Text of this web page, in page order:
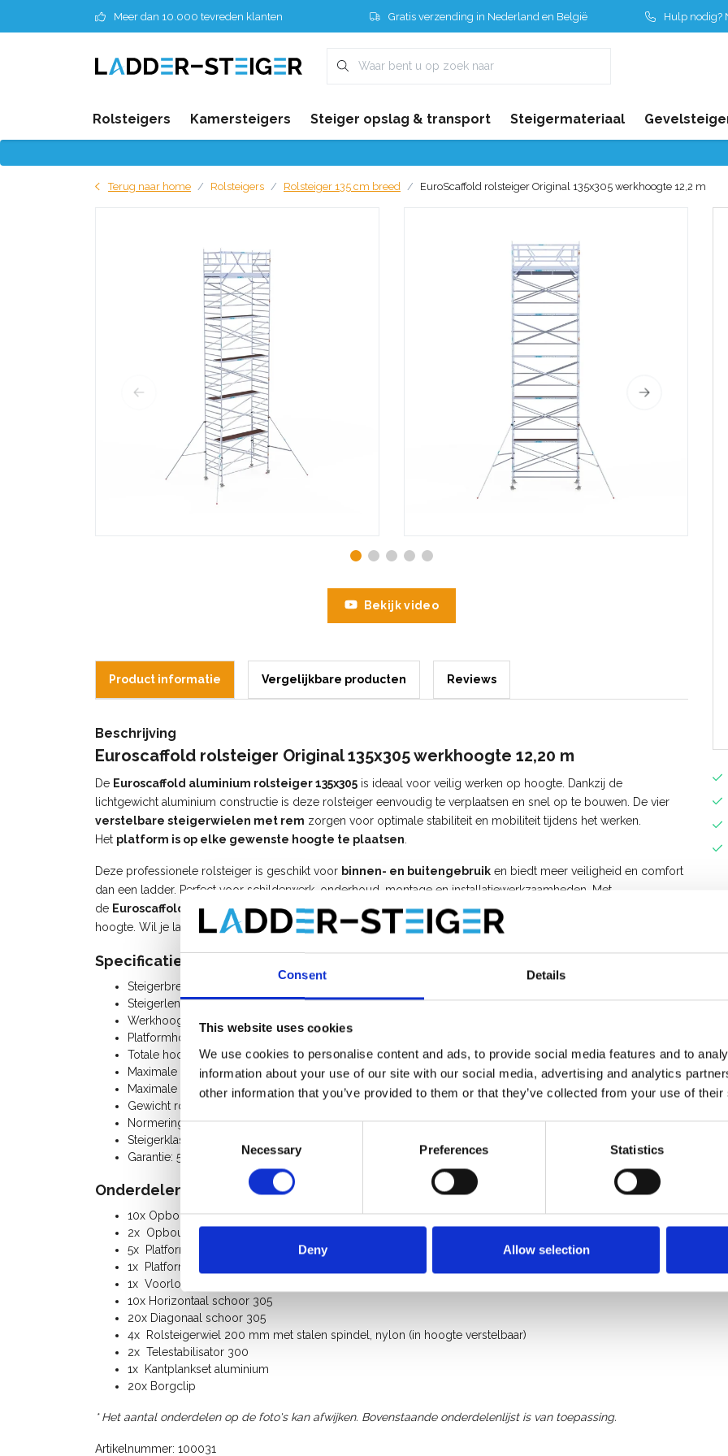
Consent Details
This website uses cookies
We use cookies to personalise content and ads, to provide social media features and to
information about your use of our site with our social media, advertising and analytics
other information that you’ve provided to them or that they’ve collected from your use of
Consent
Necessary Preferences Statistics
Deny Allow selection
Meer dan 10.000 tevreden klanten Gratis verzending in Nederland en België Hulp nodig?
Rolsteigers Kamersteigers Steiger opslag & transport Steigermateriaal
Terug naar home Rolsteigers Rolsteiger 135 cm breed EuroScaffold rolsteiger Original 135x305 werkhoogte 12,2 m
Bekijk video
Product informatie Vergelijkbare producten Reviews
Beschrijving
Euroscaffold rolsteiger Original 135x305 werkhoogte 12,20 m
De Euroscaffold aluminium rolsteiger 135x305 is ideaal voor veilig werken op hoogte. Dankzij de
lichtgewicht aluminium constructie is deze rolsteiger eenvoudig te verplaatsen en snel op te bouwen. De vier
verstelbare steigerwielen met rem zorgen voor optimale stabiliteit en mobiliteit tijdens het werken.
Het platform is op elke gewenste hoogte te plaatsen
Deze professionele rolsteiger is geschikt voor binnen- en buitengebruik en biedt meer veiligheid en comfort
dan een ladder. Perfect voor schilderwerk, onderhoud, montage en installatiewerkzaamheden. Met
de Euroscaffold rolstellingkies je voor een duurzame, stabiele en betrouwbare oplossing voor elke klus op
hoogte. Wil je later uitbreiden? Alle steigeronderdelen zijn los verkrijgbaar.
Specificaties:
Steigerbreedte: 1,35 m
Steigerlengte: 3,05 m
Werkhoogte: 12,20 m
Platformhoogte: 10,20 m
Totale hoogte rolsteiger: 11,20 m
Maximale belasting per platform: 250 Kg
Maximale belasting rolsteiger: 750 Kg
Gewicht rolsteiger: 389 Kg
Normering: NEN-EN 1004, EN 1298, TÜV-GS
Steigerklasse III (200 Kg/m²)
Garantie: 5 jaar
Onderdelenlijst:
10x Opbouwframe 135-28-7
2x Opbouwframe 135-28-4
5x Platform 305
1x Platform met luik 305
1x Voorloopleuning 305
10x Horizontaal schoor 305
20x Diagonaal schoor 305
4x Rolsteigerwiel 200 mm met stalen spindel, nylon (in hoogte verstelbaar)
2x Telestabilisator 300
1x Kantplankset aluminium
20x Borgclip
* Het aantal onderdelen op de foto's kan afwijken. Bovenstaande onderdelenlijst is van toepassing.
Artikelnummer: 100031